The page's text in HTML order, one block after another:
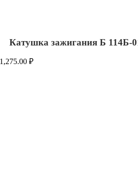
Катушка зажигания Б 114Б-
1,275.00₽